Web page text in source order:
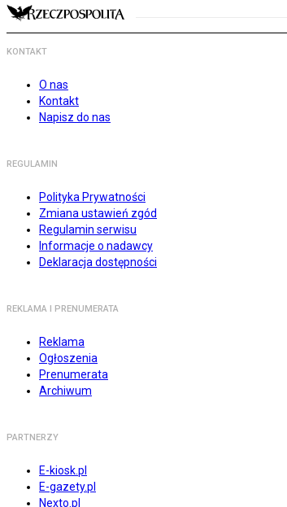
KONTAKT
O nas
Kontakt
Napisz do nas
REGULAMIN
Polityka Prywatności
Zmiana ustawień zgód
Regulamin serwisu
Informacje o nadawcy
Deklaracja dostępności
REKLAMA I PRENUMERATA
Reklama
Ogłoszenia
Prenumerata
Archiwum
PARTNERZY
E-kiosk.pl
E-gazety.pl
Nexto.pl